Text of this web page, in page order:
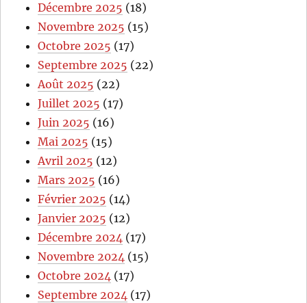
Décembre 2025 (18)
Novembre 2025 (15)
Octobre 2025 (17)
Septembre 2025 (22)
Août 2025 (22)
Juillet 2025 (17)
Juin 2025 (16)
Mai 2025 (15)
Avril 2025 (12)
Mars 2025 (16)
Février 2025 (14)
Janvier 2025 (12)
Décembre 2024 (17)
Novembre 2024 (15)
Octobre 2024 (17)
Septembre 2024 (17)